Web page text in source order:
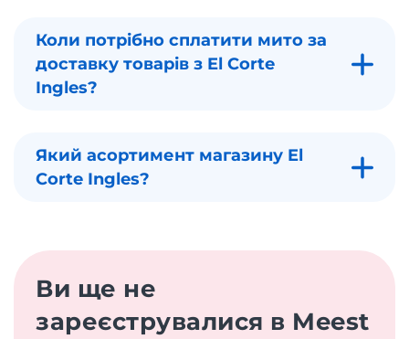
Коли потрібно сплатити мито за
доставку товарів з El Corte
Ingles?
Який асортимент магазину El
Corte Ingles?
Ви ще не
зареєструвалися в Meest